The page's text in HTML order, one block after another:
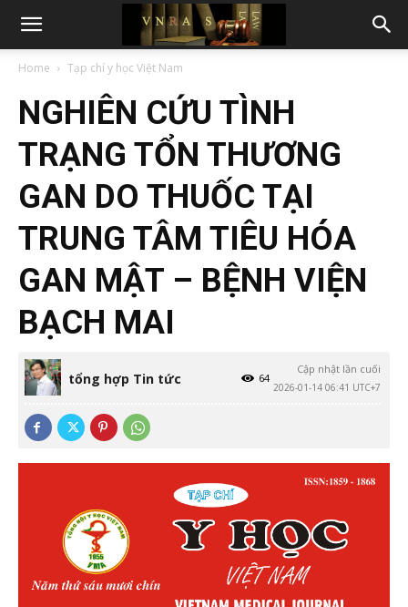
Home Tạp chí y học Việt Nam
NGHIÊN CỨU TÌNH
TRẠNG TỔN THƯƠNG
GAN DO THUỐC TẠI
TRUNG TÂM TIÊU HÓA
GAN MẬT – BỆNH VIỆN
BẠCH MAI
tổng hợp Tin tức
Cập nhật lần cuối
2026-01-14 06:41 UTC+7
64